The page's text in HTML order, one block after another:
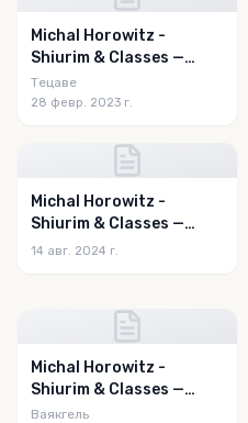
Michal Horowitz -
Shiurim & Classes —
Tetzaveh 5783
Тецаве
28 февр. 2023 г.
Michal Horowitz -
Shiurim & Classes —
Va'etchanan 5784
14 авг. 2024 г.
Michal Horowitz -
Shiurim & Classes —
Vayakhel/Pekudei 5783
Ваякгель